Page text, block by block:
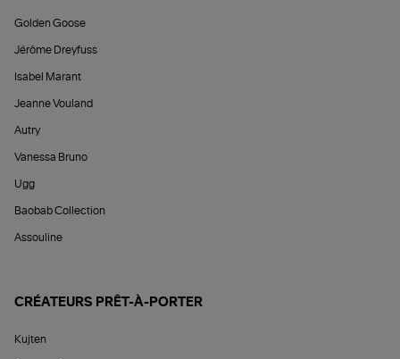
Golden Goose
Jérôme Dreyfuss
Isabel Marant
Jeanne Vouland
Autry
Vanessa Bruno
Ugg
Baobab Collection
Assouline
CRÉATEURS PRÊT-À-PORTER
Kujten